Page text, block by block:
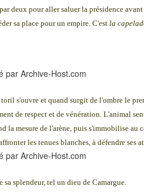
deux pour aller saluer la présidence
sa place pour un empire. C'estla
s'ouvre et quand surgit de l'ombre le
de respect et de vénération. L'animal
la mesure de l'arène, puis s'immobilise au
les tenues blanches, à défendre ses
splendeur, tel un dieu de Camargue.